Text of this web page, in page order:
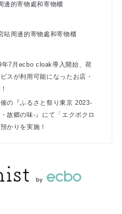
邊的寄物處和寄物櫃
站周邊的寄物處和寄物櫃
年7月ecbo cloak導入開始、荷
スが利用可能になったお店・
の『ふるさと祭り東京 2023-
故郷の味-』にて「エクボクロ
かりを実施！